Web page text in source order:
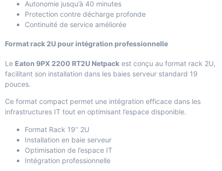
Autonomie jusqu’à 40 minutes
Protection contre décharge profonde
Continuité de service améliorée
Format rack 2U pour intégration professionnelle
Le Eaton 9PX 2200 RT2U Netpack est conçu au format rack 2U,
facilitant son installation dans les baies serveur standard 19
pouces.
Ce format compact permet une intégration efficace dans les
infrastructures IT tout en optimisant l’espace disponible.
Format Rack 19’’ 2U
Installation en baie serveur
Optimisation de l’espace IT
Intégration professionnelle